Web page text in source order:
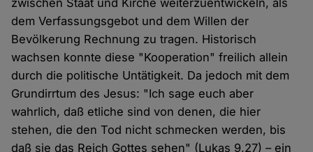
zwischen Staat und Kirche weiterzuentwickeln, als
dem Verfassungsgebot und dem Willen der
Bevölkerung Rechnung zu tragen. Historisch
wachsen konnte diese "Kooperation" freilich allein
durch die politische Untätigkeit. Da jedoch mit dem
Grundirrtum des Jesus: "Ich sage euch aber
wahrlich, daß etliche sind von denen, die hier
stehen, die den Tod nicht schmecken werden, bis
daß sie das Reich Gottes sehen" (Lukas 9,27) – ein